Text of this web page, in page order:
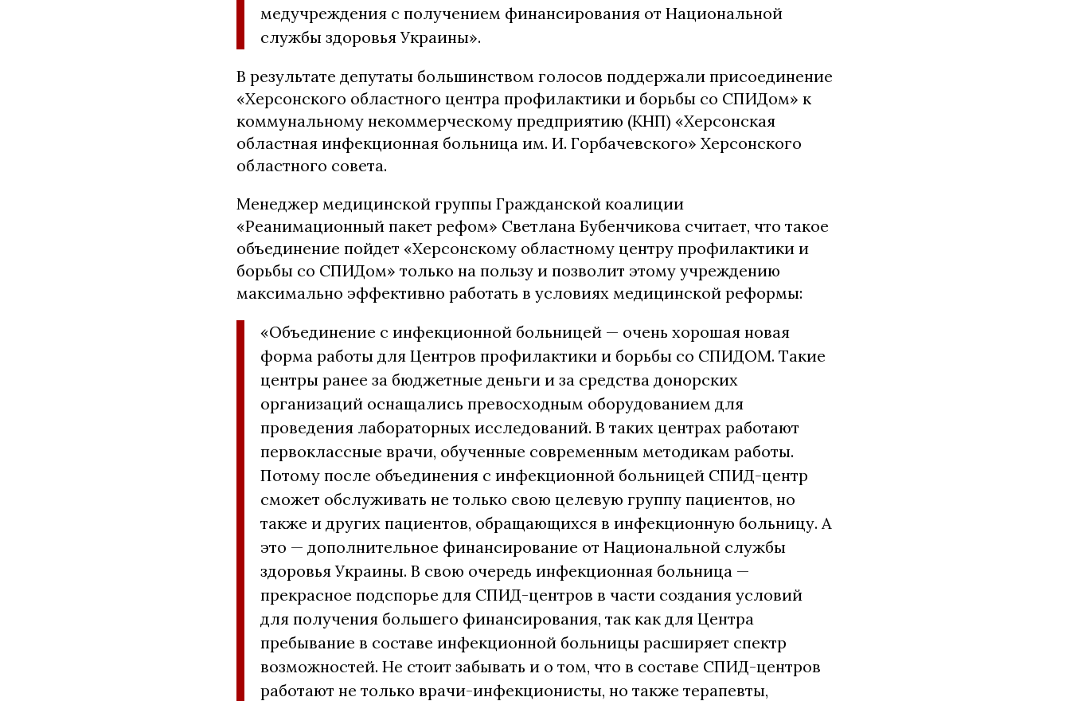
медучреждения с получением финансирования от Национальной
службы здоровья Украины».
В результате депутаты большинством голосов поддержали присоединение
«Херсонского областного центра профилактики и борьбы со СПИДом» к
коммунальному некоммерческому предприятию (КНП) «Херсонская
областная инфекционная больница им. И. Горбачевского» Херсонского
областного совета.
Менеджер медицинской группы Гражданской коалиции
«Реанимационный пакет рефом» Светлана Бубенчикова считает, что такое
объединение пойдет «Херсонскому областному центру профилактики и
борьбы со СПИДом» только на пользу и позволит этому учреждению
максимально эффективно работать в условиях медицинской реформы:
«Объединение с инфекционной больницей — очень хорошая новая
форма работы для Центров профилактики и борьбы со СПИДОМ. Такие
центры ранее за бюджетные деньги и за средства донорских
организаций оснащались превосходным оборудованием для
проведения лабораторных исследований. В таких центрах работают
первоклассные врачи, обученные современным методикам работы.
Потому после объединения с инфекционной больницей СПИД-центр
сможет обслуживать не только свою целевую группу пациентов, но
также и других пациентов, обращающихся в инфекционную больницу. А
это — дополнительное финансирование от Национальной службы
здоровья Украины. В свою очередь инфекционная больница —
прекрасное подспорье для СПИД-центров в части создания условий
для получения большего финансирования, так как для Центра
пребывание в составе инфекционной больницы расширяет спектр
возможностей. Не стоит забывать и о том, что в составе СПИД-центров
работают не только врачи-инфекционисты, но также терапевты,